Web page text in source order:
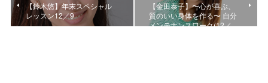
【鈴木悠】年末スペシャル
レッスン12／9
【金田泰子】〜心が喜ぶ、
質のいい身体を作る〜 自分
メンテナンスワーク(12／…